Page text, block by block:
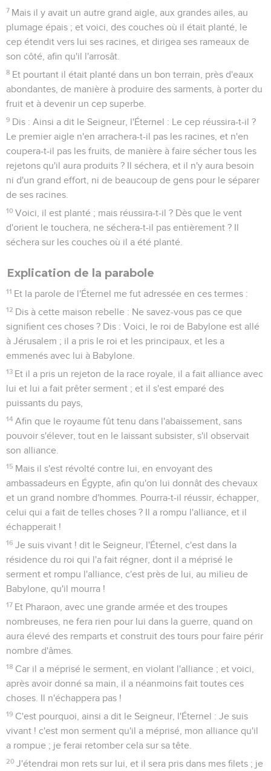
7 Mais il y avait un autre grand aigle, aux grandes ailes, au
plumage épais ; et voici, des couches où il était planté, le
cep étendit vers lui ses racines, et dirigea ses rameaux de
son côté, afin qu'il l'arrosât.
8 Et pourtant il était planté dans un bon terrain, près d'eaux
abondantes, de manière à produire des sarments, à porter du
fruit et à devenir un cep superbe.
9 Dis : Ainsi a dit le Seigneur, l'Éternel : Le cep réussira-t-il ?
Le premier aigle n'en arrachera-t-il pas les racines, et n'en
coupera-t-il pas les fruits, de manière à faire sécher tous les
rejetons qu'il aura produits ? Il séchera, et il n'y aura besoin
ni d'un grand effort, ni de beaucoup de gens pour le séparer
de ses racines.
10 Voici, il est planté ; mais réussira-t-il ? Dès que le vent
d'orient le touchera, ne séchera-t-il pas entièrement ? Il
séchera sur les couches où il a été planté.
Explication de la parabole
11 Et la parole de l'Éternel me fut adressée en ces termes :
12 Dis à cette maison rebelle : Ne savez-vous pas ce que
signifient ces choses ? Dis : Voici, le roi de Babylone est allé
à Jérusalem ; il a pris le roi et les principaux, et les a
emmenés avec lui à Babylone.
13 Et il a pris un rejeton de la race royale, il a fait alliance avec
lui et lui a fait prêter serment ; et il s'est emparé des
puissants du pays,
14 Afin que le royaume fût tenu dans l'abaissement, sans
pouvoir s'élever, tout en le laissant subsister, s'il observait
son alliance.
15 Mais il s'est révolté contre lui, en envoyant des
ambassadeurs en Égypte, afin qu'on lui donnât des chevaux
et un grand nombre d'hommes. Pourra-t-il réussir, échapper,
celui qui a fait de telles choses ? Il a rompu l'alliance, et il
échapperait !
16 Je suis vivant ! dit le Seigneur, l'Éternel, c'est dans la
résidence du roi qui l'a fait régner, dont il a méprisé le
serment et rompu l'alliance, c'est près de lui, au milieu de
Babylone, qu'il mourra !
17 Et Pharaon, avec une grande armée et des troupes
nombreuses, ne fera rien pour lui dans la guerre, quand on
aura élevé des remparts et construit des tours pour faire périr
nombre d'âmes.
18 Car il a méprisé le serment, en violant l'alliance ; et voici,
après avoir donné sa main, il a néanmoins fait toutes ces
choses. Il n'échappera pas !
19 C'est pourquoi, ainsi a dit le Seigneur, l'Éternel : Je suis
vivant ! c'est mon serment qu'il a méprisé, mon alliance qu'il
a rompue ; je ferai retomber cela sur sa tête.
20 J'étendrai mon rets sur lui, et il sera pris dans mes filets ; je